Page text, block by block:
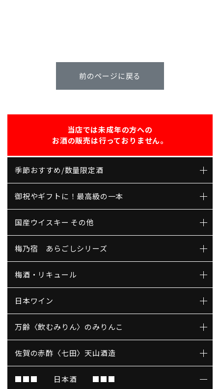
前のページに戻る
当店では未成年の方への
お酒の販売は行っておりません。
季節おすすめ/数量限定酒
御祝やギフトに！最高級の一本
国産ウイスキー その他
梅乃宿 あらごしシリーズ
梅酒・リキュール
日本ワイン
万齢〈飲むみりん〉のみりんこ
佐賀の赤酢〈七田〉天山酒造
■■■ 日本酒 ■■■